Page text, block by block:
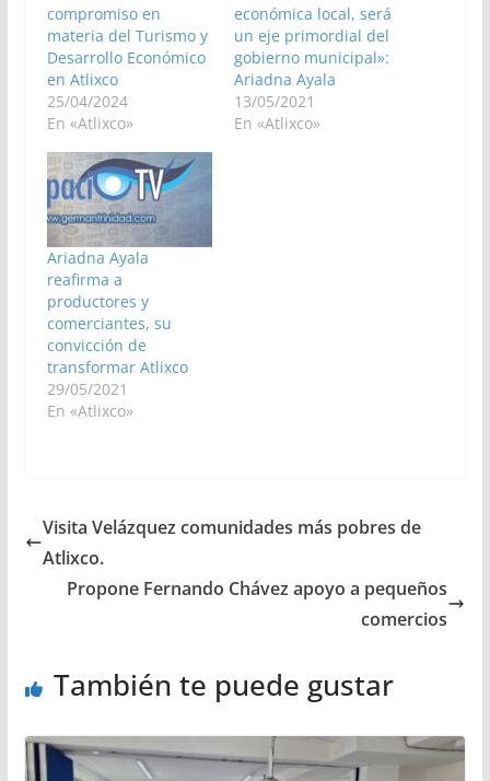
compromiso en
materia del Turismo y
Desarrollo Económico
en Atlixco
25/04/2024
En «Atlixco»
económica local, será
un eje primordial del
gobierno municipal»:
Ariadna Ayala
13/05/2021
En «Atlixco»
Ariadna Ayala
reafirma a
productores y
comerciantes, su
convicción de
transformar Atlixco
29/05/2021
En «Atlixco»
Visita Velázquez comunidades más pobres de
Atlixco.
Propone Fernando Chávez apoyo a pequeños
comercios
También te puede gustar